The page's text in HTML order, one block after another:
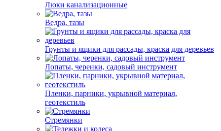
Люки канализационные
Ведра, тазы
Грунты и ящики для рассады, краска для деревьев
Лопаты, черенки, садовый инструмент
Пленки, парники, укрывной материал,
геотекстиль
Стремянки